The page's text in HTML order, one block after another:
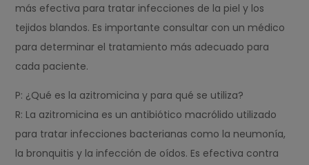
más efectiva para tratar infecciones de la piel y los
tejidos blandos. Es importante consultar con un médico
para determinar el tratamiento más adecuado para
cada paciente.
P: ¿Qué es la azitromicina y para qué se utiliza?
R: La azitromicina es un antibiótico macrólido utilizado
para tratar infecciones bacterianas como la neumonía,
la bronquitis y la infección de oídos. Es efectiva contra